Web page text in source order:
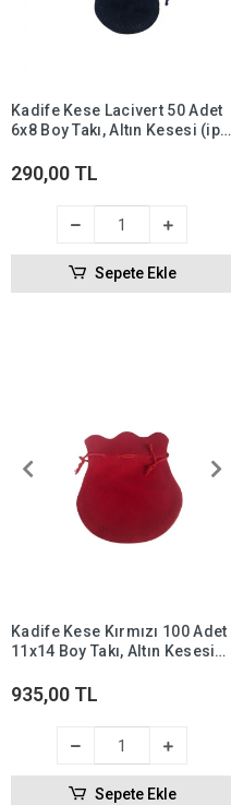
Kadife Kese Lacivert 50 Adet
6x8 Boy Takı, Altın Kesesi (ipli
290,00 TL
Sepete Ekle
Kadife Kese Kırmızı 100 Adet
11x14 Boy Takı, Altın Kesesi
935,00 TL
Sepete Ekle